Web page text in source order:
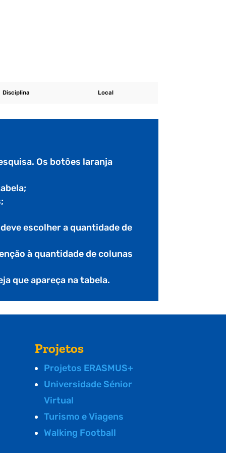
Disciplina Local
Os botões laranja
escolher a quantidade de
à quantidade de colunas
que apareça na tabela.
Projetos
Projetos ERASMUS+
Universidade Sénior
Virtual
Turismo e Viagens
Walking Football